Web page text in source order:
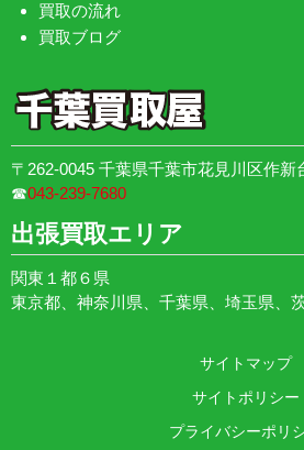
買取の流れ
買取ブログ
〒262-0045 千葉県千葉市花見川区作新
☎︎043-239-7680
出張買取エリア
関東１都６県
東京都、神奈川県、千葉県、埼玉県、
サイトマップ
サイトポリシー
プライバシーポリ